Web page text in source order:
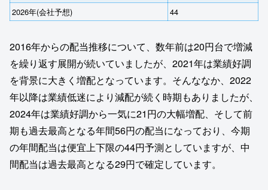
2026年(会社予想)
44
2016年からの配当推移について、数年前は20円台で増減
を繰り返す展開が続いていましたが、2021年は業績好調
を背景に大きく増配となっています。そんななか、2022
年以降は業績低迷により減配が続く時期もありましたが、
2024年は業績好調から一気に21円の大幅増配、そして前
期も過去最高となる年間56円の配当になっており、今期
の年間配当は便宜上下限の44円予測としていますが、中
間配当は過去最高となる29円で確定しています。